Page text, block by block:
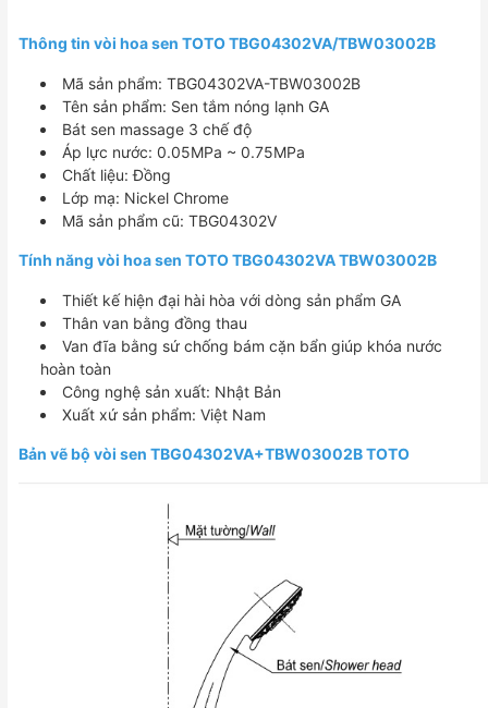
số
Thông tin vòi hoa sen TOTO TBG04302VA/TBW03002B
Mã sản phẩm: TBG04302VA-TBW03002B
Tên sản phẩm: Sen tắm nóng lạnh GA
Bát sen massage 3 chế độ
Áp lực nước: 0.05MPa ~ 0.75MPa
Chất liệu: Đồng
Lớp mạ: Nickel Chrome
Mã sản phẩm cũ: TBG04302V
Tính năng vòi hoa sen TOTO TBG04302VA TBW03002B
Thiết kế hiện đại hài hòa với dòng sản phẩm GA
Thân van bằng đồng thau
Van đĩa bằng sứ chống bám cặn bẩn giúp khóa nước
hoàn toàn
Công nghệ sản xuất: Nhật Bản
Xuất xứ sản phẩm: Việt Nam
Bản vẽ bộ vòi sen TBG04302VA+TBW03002B TOTO